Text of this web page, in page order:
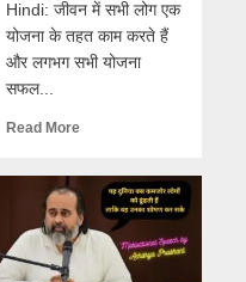
Hindi: जीवन में सभी लोग एक
योजना के तहत काम करते हैं
और लगभग सभी योजना
सफल...
Read More